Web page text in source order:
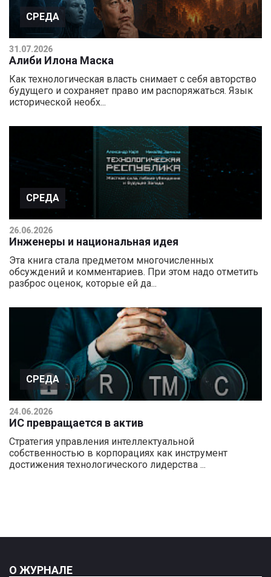
СРЕДА
31.07.2026
Алиби Илона Маска
Как технологическая власть снимает с себя авторство
будущего и сохраняет право им распоряжаться. Язык
исторической необх...
СРЕДА
26.06.2026
Инженеры и национальная идея
Эта книга стала предметом многочисленных
обсуждений и комментариев. При этом надо отметить
разброс оценок, которые ей да...
СРЕДА
24.06.2026
ИС превращается в актив
Стратегия управления интеллектуальной
собственностью в корпорациях как инструмент
достижения технологического лидерства ...
О ЖУРНАЛЕ